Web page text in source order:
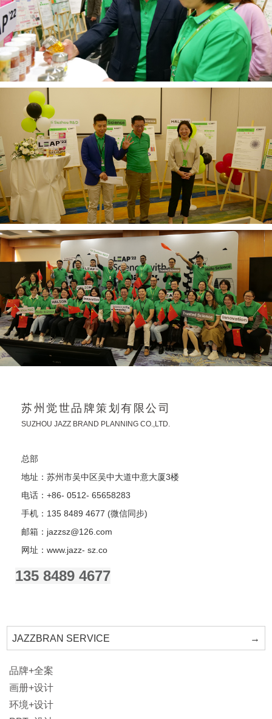
苏州觉世品牌策划有限公司
SUZHOU JAZZ BRAND PLANNING CO.,LTD.
总部
地址：苏州市吴中区吴中大道中意大厦3楼
电话：+86- 0512- 65658283
手机：135 8489 4677 (微信同步)
邮箱：jazzsz@126.com
网址：www.jazz- sz.co
135 8489 4677
JAZZBRAN SERVICE →
品牌+全案
画册+设计
环境+设计